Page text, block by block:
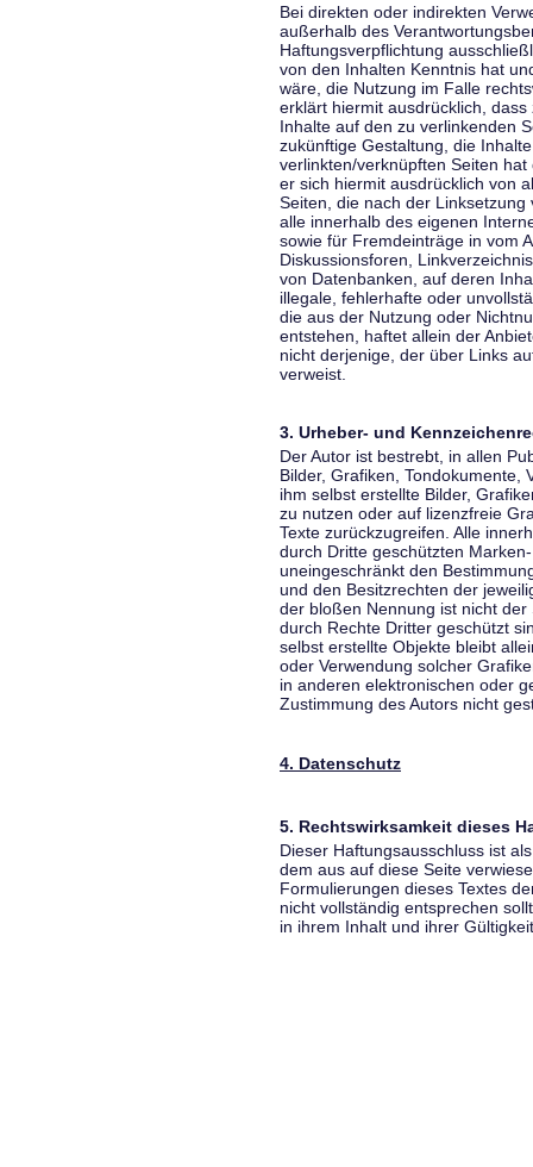
Bei direkten oder indirekten
außerhalb des
Haftungsverpflichtung
von den Inhalten Kenntnis hat
wäre, die Nutzung im Falle
erklärt hiermit ausdrücklich,
Inhalte auf den zu verlinkenden
zukünftige Gestaltung, die
verlinkten/verknüpften Seiten
er sich hiermit ausdrücklich von
Seiten, die nach der
alle innerhalb des eigenen
sowie für Fremdeinträge in vom
Diskussionsforen,
von Datenbanken, auf deren
illegale, fehlerhafte oder
die aus der Nutzung oder
entstehen, haftet allein der
nicht derjenige, der über Links
verweist.
3. Urheber- und
Der Autor ist bestrebt, in allen
Bilder, Grafiken, Tondokumente,
ihm selbst erstellte Bilder,
zu nutzen oder auf lizenzfreie
Texte zurückzugreifen. Alle
durch Dritte geschützten
uneingeschränkt den
und den Besitzrechten der
der bloßen Nennung ist nicht
durch Rechte Dritter geschützt
selbst erstellte Objekte bleibt
oder Verwendung solcher
in anderen elektronischen oder
Zustimmung des Autors nicht
4. Datenschutz
5. Rechtswirksamkeit dieses
Dieser Haftungsausschluss ist
dem aus auf diese Seite
Formulierungen dieses Textes
nicht vollständig entsprechen
in ihrem Inhalt und ihrer